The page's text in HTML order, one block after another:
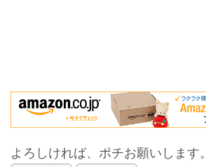
よろしければ、ポチお願いします。